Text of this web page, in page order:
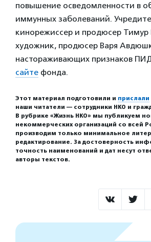
повышение осведомленности в
иммунных заболеваний.
кинорежиссер и продюсер
художник, продюсер Варя
настораживающих признаков
сайте фонда.
Этот материал подготовили и прислали
наши читатели — сотрудники НКО и
В рубрике «Жизнь НКО» мы публикуем
некоммерческих организаций со всей
производим только минимальное
редактирование. За достоверность
точность наименований и дат несут
авторы текстов.